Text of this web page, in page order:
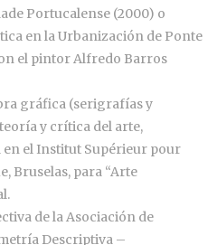
Portucalense (2000) o
en la Urbanización de Ponte
el pintor Alfredo Barros
gráfica (serigrafías y
y crítica del arte,
el Institut Supérieur pour
Bruselas, para “Arte
de la Asociación de
Descriptiva –